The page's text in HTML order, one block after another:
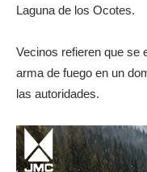
Laguna de los Ocotes.
Vecinos refieren que se
arma de fuego en un
las autoridades.